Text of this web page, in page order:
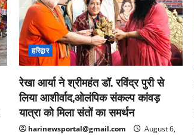
हरिद्वार
रेखा आर्या ने श्रीमहंत डॉ. रविंद्र पुरी से
लिया आशीर्वाद,ओलंपिक संकल्प कांवड़
यात्रा को मिला संतों का समर्थन
harinewsportal@gmail.com
August 6,